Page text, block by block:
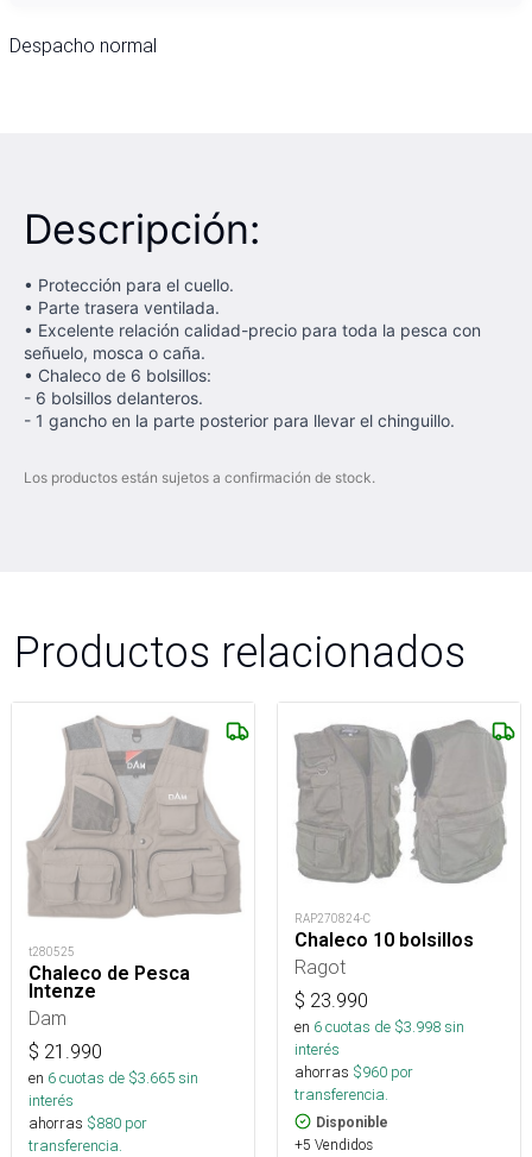
Despacho normal
Descripción:
• Protección para el cuello.
• Parte trasera ventilada.
• Excelente relación calidad-precio para toda la pesca con
señuelo, mosca o caña.
• Chaleco de 6 bolsillos:
- 6 bolsillos delanteros.
- 1 gancho en la parte posterior para llevar el chinguillo.
Los productos están sujetos a confirmación de stock.
Productos relacionados
t280525
Chaleco de Pesca
Intenze
Dam
$ 21.990
en 6cuotas de $3.665sin
interés
ahorras $880 por
transferencia.
RAP270824-C
Chaleco 10 bolsillos
Ragot
$ 23.990
en 6cuotas de $3.998sin
interés
ahorras $960 por
transferencia.
Disponible
+5 Vendidos